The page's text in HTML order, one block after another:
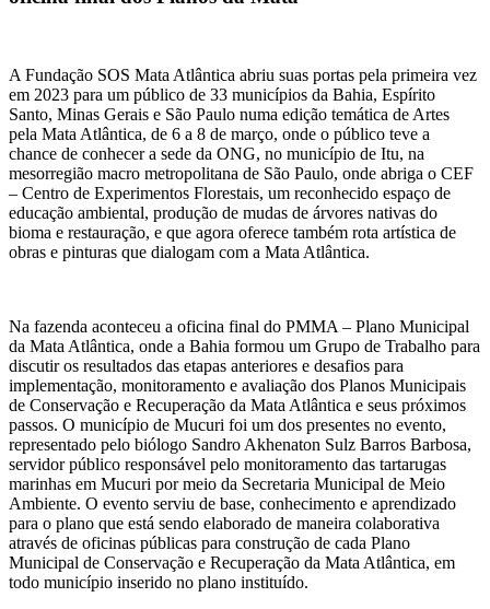
A Fundação SOS Mata Atlântica abriu suas portas pela primeira vez
em 2023 para um público de 33 municípios da Bahia, Espírito
Santo, Minas Gerais e São Paulo numa edição temática de Artes
pela Mata Atlântica, de 6 a 8 de março, onde o público teve a
chance de conhecer a sede da ONG, no município de Itu, na
mesorregião macro metropolitana de São Paulo, onde abriga o CEF
– Centro de Experimentos Florestais, um reconhecido espaço de
educação ambiental, produção de mudas de árvores nativas do
bioma e restauração, e que agora oferece também rota artística de
obras e pinturas que dialogam com a Mata Atlântica.
Na fazenda aconteceu a oficina final do PMMA – Plano Municipal
da Mata Atlântica, onde a Bahia formou um Grupo de Trabalho para
discutir os resultados das etapas anteriores e desafios para
implementação, monitoramento e avaliação dos Planos Municipais
de Conservação e Recuperação da Mata Atlântica e seus próximos
passos. O município de Mucuri foi um dos presentes no evento,
representado pelo biólogo Sandro Akhenaton Sulz Barros Barbosa,
servidor público responsável pelo monitoramento das tartarugas
marinhas em Mucuri por meio da Secretaria Municipal de Meio
Ambiente. O evento serviu de base, conhecimento e aprendizado
para o plano que está sendo elaborado de maneira colaborativa
através de oficinas públicas para construção de cada Plano
Municipal de Conservação e Recuperação da Mata Atlântica, em
todo município inserido no plano instituído.